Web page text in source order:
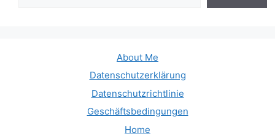
About Me
Datenschutzerklärung
Datenschutzrichtlinie
Geschäftsbedingungen
Home